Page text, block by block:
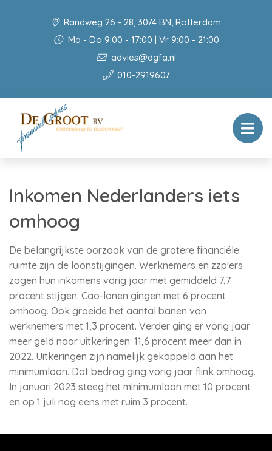
Randweg 26 - 28, 3074 BN, Rotterdam
Ma - Do 9:00 - 17:00 | Vr 9:00 - 21:00
advies@dgfa.nl
010-2919607
Inkomen Nederlanders iets
omhoog
De belangrijkste oorzaak van de grotere financiële
ruimte zijn de loonstijgingen. Werknemers en zzp'ers
zagen hun inkomens vorig jaar met gemiddeld 7,7
procent stijgen. Cao-lonen gingen met 6 procent
omhoog. Ook groeide het aantal banen van
werknemers met 1,3 procent. Verder ging er vorig jaar
meer geld naar uitkeringen: 11,6 procent meer dan in
2022. Uitkeringen zijn namelijk gekoppeld aan het
minimumloon. Dat bedrag ging vorig jaar flink omhoog.
In januari 2023 steeg het minimumloon met 10 procent
en op 1 juli nog eens met ruim 3 procent.